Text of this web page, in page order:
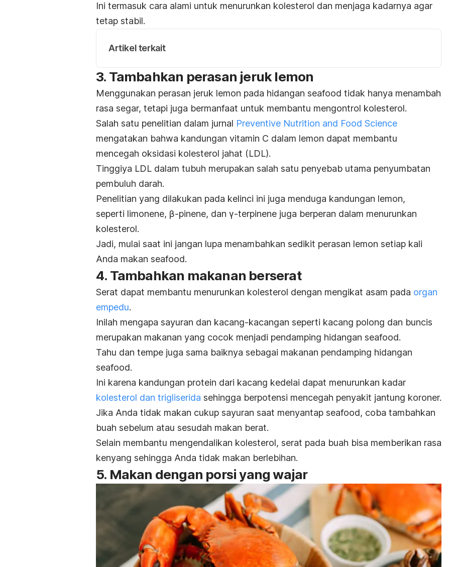
Ini termasuk cara alami untuk menurunkan kolesterol dan menjaga kadarnya agar
tetap stabil.
Artikel terkait
3. Tambahkan perasan jeruk lemon
Menggunakan perasan jeruk lemon pada hidangan seafood tidak hanya menambah
rasa segar, tetapi juga bermanfaat untuk membantu mengontrol kolesterol.
Salah satu penelitian dalam jurnal Preventive Nutrition and Food Science
mengatakan bahwa kandungan vitamin C dalam lemon dapat membantu
mencegah oksidasi kolesterol jahat (LDL).
Tinggiya LDL dalam tubuh merupakan salah satu penyebab utama penyumbatan
pembuluh darah.
Penelitian yang dilakukan pada kelinci ini juga menduga kandungan lemon,
seperti limonene, β-pinene, dan γ-terpinene juga berperan dalam menurunkan
kolesterol.
Jadi, mulai saat ini jangan lupa menambahkan sedikit perasan lemon setiap kali
Anda makan seafood.
4. Tambahkan makanan berserat
Serat dapat membantu menurunkan kolesterol dengan mengikat asam pada organ
empedu.
Inilah mengapa sayuran dan kacang-kacangan seperti kacang polong dan buncis
merupakan makanan yang cocok menjadi pendamping hidangan seafood.
Tahu dan tempe juga sama baiknya sebagai makanan pendamping hidangan
seafood.
Ini karena kandungan protein dari kacang kedelai dapat menurunkan kadar
kolesterol dan trigliserida sehingga berpotensi mencegah penyakit jantung koroner.
Jika Anda tidak makan cukup sayuran saat menyantap seafood, coba tambahkan
buah sebelum atau sesudah makan berat.
Selain membantu mengendalikan kolesterol, serat pada buah bisa memberikan rasa
kenyang sehingga Anda tidak makan berlebihan.
5. Makan dengan porsi yang wajar